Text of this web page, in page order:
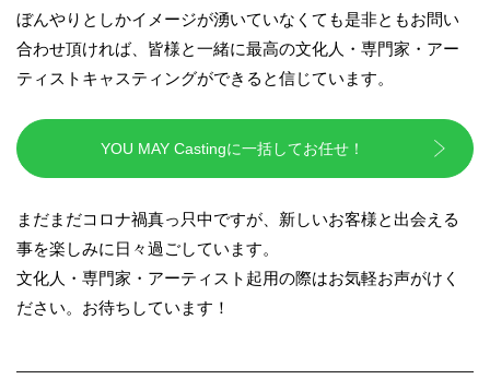
ぼんやりとしかイメージが湧いていなくても是非ともお問い
合わせ頂ければ、 皆様と一緒に最高の文化人・専門家・アー
ティストキャスティングができると信じています。
YOU MAY Castingに一括してお任せ！
まだまだコロナ禍真っ只中ですが、新しいお客様と出会える
事を楽しみに日々過ごしています。
文化人・専門家・アーティスト起用の際はお気軽お声がけく
ださい。お待ちしています！